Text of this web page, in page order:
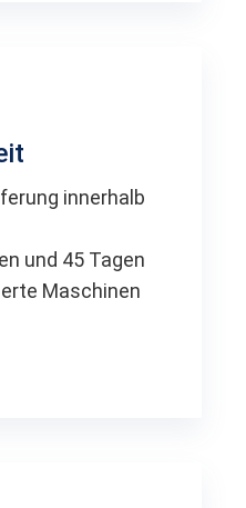
innerhalb
und 45 Tagen
Maschinen